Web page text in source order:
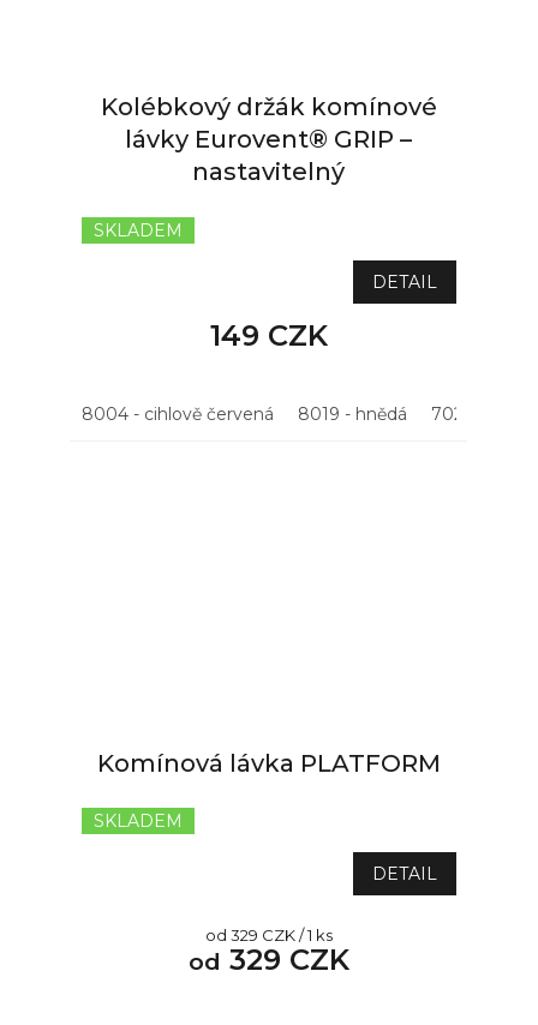
Kolébkový držák komínové
lávky Eurovent® GRIP –
nastavitelný
SKLADEM
149 CZK
DETAIL
8004 - cihlově červená 8019 - hnědá 7021 -
Komínová lávka PLATFORM
z
5
SKLADEM
od 329 CZK
Měrná
cena:
od 329 CZK / 1 ks
DETAIL